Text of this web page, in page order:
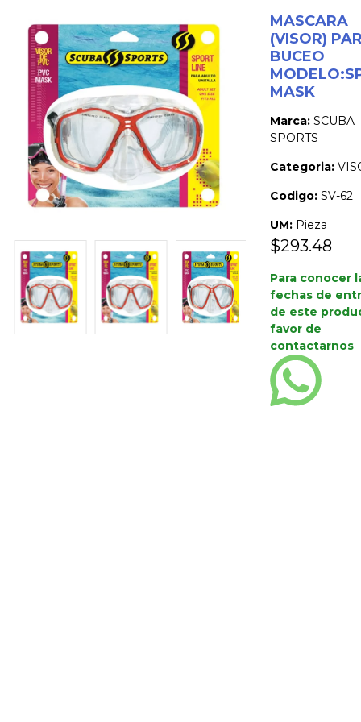
MASCARA
(VISOR)
BUCEO
MASK
Marca: SCUBA
SPORTS
Categoria:
Codigo: SV-62
UM: Pieza
$293.48
Para conocer
fechas de
de este
favor de
contactarnos